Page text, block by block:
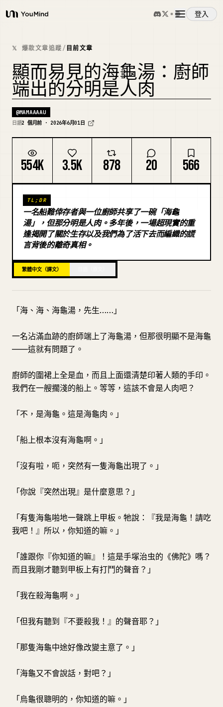
YouMind
登入
概覽
使用案例
技能
提示詞
定價
下載
部落格
更新
𝕏 爆款文章追蹤/ 目前文章
顯而易見的海龜湯：廚師
端出的分明是人肉
@MAMAAAAU
日語2 個月前 · 2026年6月01日
554K 3.5K 878 20 566
TL;DR
一名船難倖存者與一位廚師共享了一碗「海龜
湯」，但那分明是人肉。多年後，一場超現實的重
逢揭開了關於生存以及我們為了活下去而編織的謊
言背後的離奇真相。
繁體中文（譯文）
「海、海、海龜湯，先生……」
一名沾滿血跡的廚師端上了海龜湯，但那很明顯不是海龜
——這就有問題了。
廚師的圍裙上全是血，而且上面還清楚印著人類的手印。
我們在一艘擱淺的船上。等等，這該不會是人肉吧？
「不，是海龜。這是海龜肉。」
「船上根本沒有海龜啊。」
「沒有啦，呃，突然有一隻海龜出現了。」
「你說『突然出現』是什麼意思？」
「有隻海龜啪地一聲跳上甲板。牠說：『我是海龜！請吃
我吧！』所以，你知道的嘛。」
「誰跟你『你知道的嘛』！這是手塚治虫的《佛陀》嗎？
而且我剛才聽到甲板上有打鬥的聲音？」
「我在殺海龜啊。」
「但我有聽到『不要殺我！』的聲音耶？」
「那隻海龜中途好像改變主意了。」
「海龜又不會說話，對吧？」
「烏龜很聰明的，你知道的嘛。」